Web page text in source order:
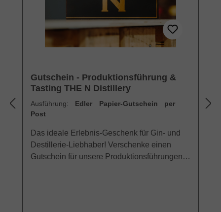
Gutschein - Produktionsführung &
Tasting THE N Distillery
Ausführung: Edler Papier-Gutschein per
Post
Das ideale Erlebnis-Geschenk für Gin- und
Destillerie-Liebhaber! Verschenke einen
Gutschein für unsere Produktionsführungen